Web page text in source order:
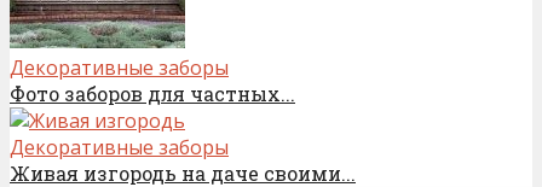
Декоративные заборы
Фото заборов для частных...
Декоративные заборы
Живая изгородь на даче своими...